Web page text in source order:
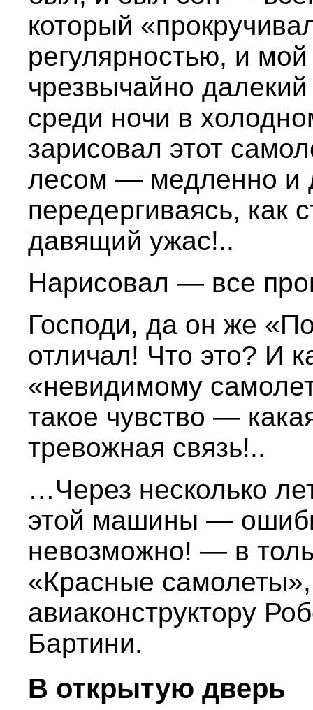
который
регулярностью, и
чрезвычайно
среди ночи в
зарисовал этот
лесом — медленно и
передергиваясь, как
давящий ужас!..
Нарисовал — все
Господи, да он же
отличал! Что это? И
«невидимому
такое чувство —
тревожная связь!..
…Через несколько
этой машины —
невозможно! — в
«Красные
авиаконструктору
Бартини.
В открытую дверь